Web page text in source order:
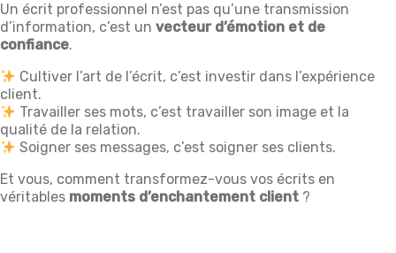
Un écrit professionnel n’est pas qu’une transmission
d’information, c’est un vecteur d’émotion et de
confiance.
Cultiver l’art de l’écrit, c’est investir dans l’expérience
client.
Travailler ses mots, c’est travailler son image et la
qualité de la relation.
Soigner ses messages, c’est soigner ses clients.
Et vous, comment transformez-vous vos écrits en
véritables moments d’enchantement client ?